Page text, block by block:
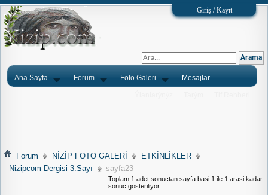
Giriş / Kayıt
Ana Sayfa Forum Foto Galeri Mesajlar
Forum NİZİP FOTO GALERİ
ETKİNLİKLER
Nizipcom Dergisi 3.Sayı
sayfa23
Toplam 1 adet sonuctan sayfa basi 1 ile 1 arasi kadar
sonuc gösteriliyor